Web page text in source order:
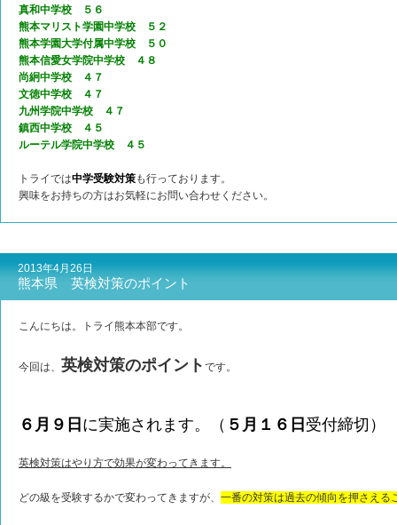
真和中学校 ５６
熊本マリスト学園中学校 ５２
熊本学園大学付属中学校 ５０
熊本信愛女学院中学校 ４８
尚絅中学校 ４７
文徳中学校 ４７
九州学院中学校 ４７
鎮西中学校 ４５
ルーテル学院中学校 ４５
トライでは中学受験対策も行っております。
興味をお持ちの方はお気軽にお問い合わせください。
2013年4月26日
熊本県 英検対策のポイント
こんにちは。トライ熊本本部です。
今回は、 英検対策のポイント です。
６月９日 に実施されます。（ ５月１６日 受付締切）
英検対策はやり方で効果が変わってきます。
どの級を受験するかで変わってきますが、 一番の対策は過去の傾向を押さえる